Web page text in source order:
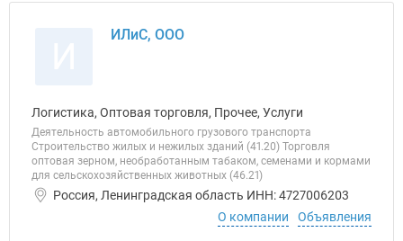
ИЛиС, ООО
Логистика, Оптовая торговля, Прочее, Услуги
Деятельность автомобильного грузового транспорта
Строительство жилых и нежилых зданий (41.20) Торговля
оптовая зерном, необработанным табаком, семенами и кормами
для сельскохозяйственных животных (46.21)
Россия, Ленинградская область ИНН: 4727006203
О компании
Объявления